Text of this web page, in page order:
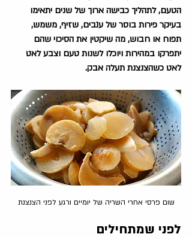
הטעם, לתהליך כבישה ארוך של שנים יתאימו
בעיקר פירות בוסר של ענבים, שזיף, משמש,
תפוח או חבוש, מה שיקטין את הסיכוי שהם
יתפרקו במהירות ויוכלו לשנות טעם וצבע לאט
לאט כשהצנצנת תעלה אבק.
שום פרסי אחרי השריה של יומיים ורגע לפני הצנצנת
לפני שמתחילים